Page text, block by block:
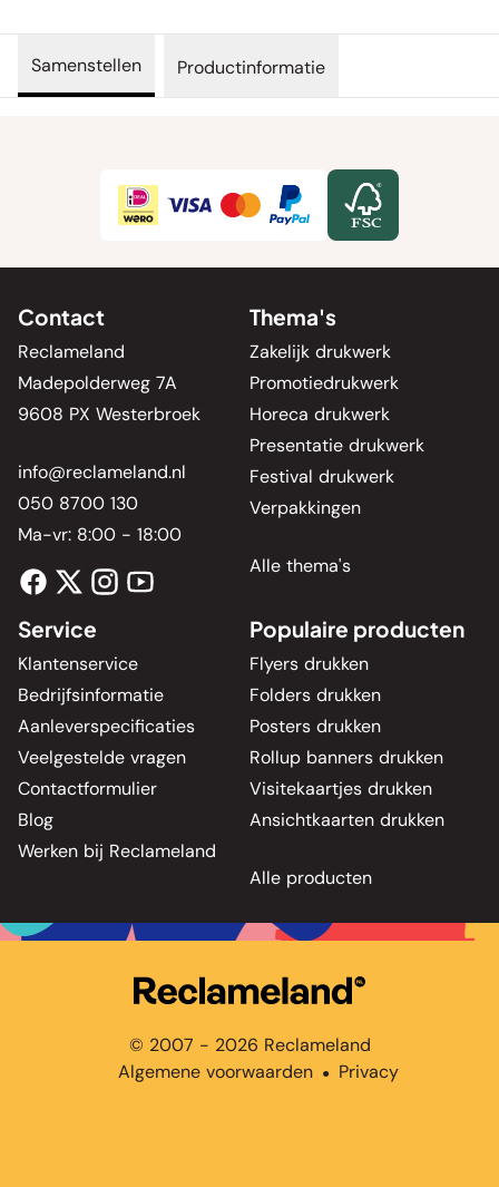
Samenstellen Productinformatie
Contact
Reclameland
Madepolderweg 7A
9608 PX Westerbroek
info@reclameland.nl
050 8700 130
Ma-vr: 8:00 - 18:00
Thema's
Zakelijk drukwerk
Promotiedrukwerk
Horeca drukwerk
Presentatie drukwerk
Festival drukwerk
Verpakkingen
Alle thema's
Service
Klantenservice
Bedrijfsinformatie
Aanleverspecificaties
Veelgestelde vragen
Contactformulier
Blog
Werken bij Reclameland
Populaire producten
Flyers drukken
Folders drukken
Posters drukken
Rollup banners drukken
Visitekaartjes drukken
Ansichtkaarten drukken
Alle producten
© 2007 - 2026 Reclameland
Algemene voorwaarden ● Privacy